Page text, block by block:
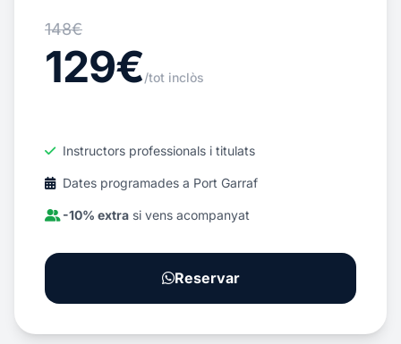
148€
129€/tot inclòs
Instructors professionals i titulats
Dates programades a Port Garraf
-10% extra si vens acompanyat
Reservar